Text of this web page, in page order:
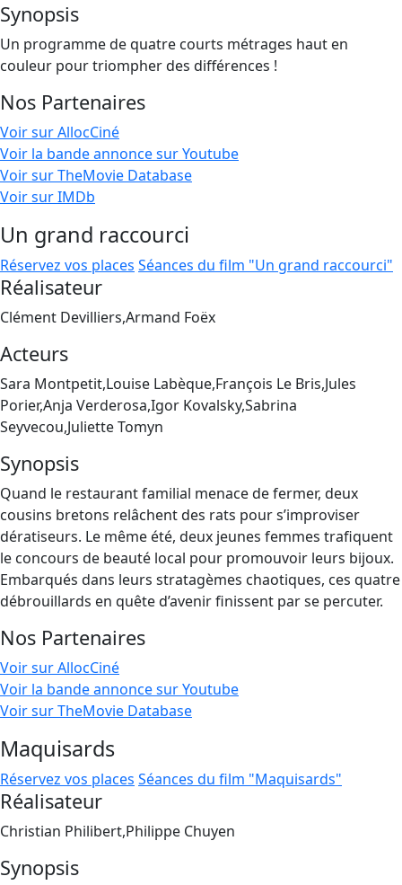
Synopsis
Un programme de quatre courts métrages haut en
couleur pour triompher des différences !
Nos Partenaires
Voir sur AllocCiné
Voir la bande annonce sur Youtube
Voir sur TheMovie Database
Voir sur IMDb
Un grand raccourci
Réservez vos places Séances du film "Un grand raccourci"
Réalisateur
Clément Devilliers,Armand Foëx
Acteurs
Sara Montpetit,Louise Labèque,François Le Bris,Jules
Porier,Anja Verderosa,Igor Kovalsky,Sabrina
Seyvecou,Juliette Tomyn
Synopsis
Quand le restaurant familial menace de fermer, deux
cousins bretons relâchent des rats pour s’improviser
dératiseurs. Le même été, deux jeunes femmes trafiquent
le concours de beauté local pour promouvoir leurs bijoux.
Embarqués dans leurs stratagèmes chaotiques, ces quatre
débrouillards en quête d’avenir finissent par se percuter.
Nos Partenaires
Voir sur AllocCiné
Voir la bande annonce sur Youtube
Voir sur TheMovie Database
Maquisards
Réservez vos places Séances du film "Maquisards"
Réalisateur
Christian Philibert,Philippe Chuyen
Synopsis